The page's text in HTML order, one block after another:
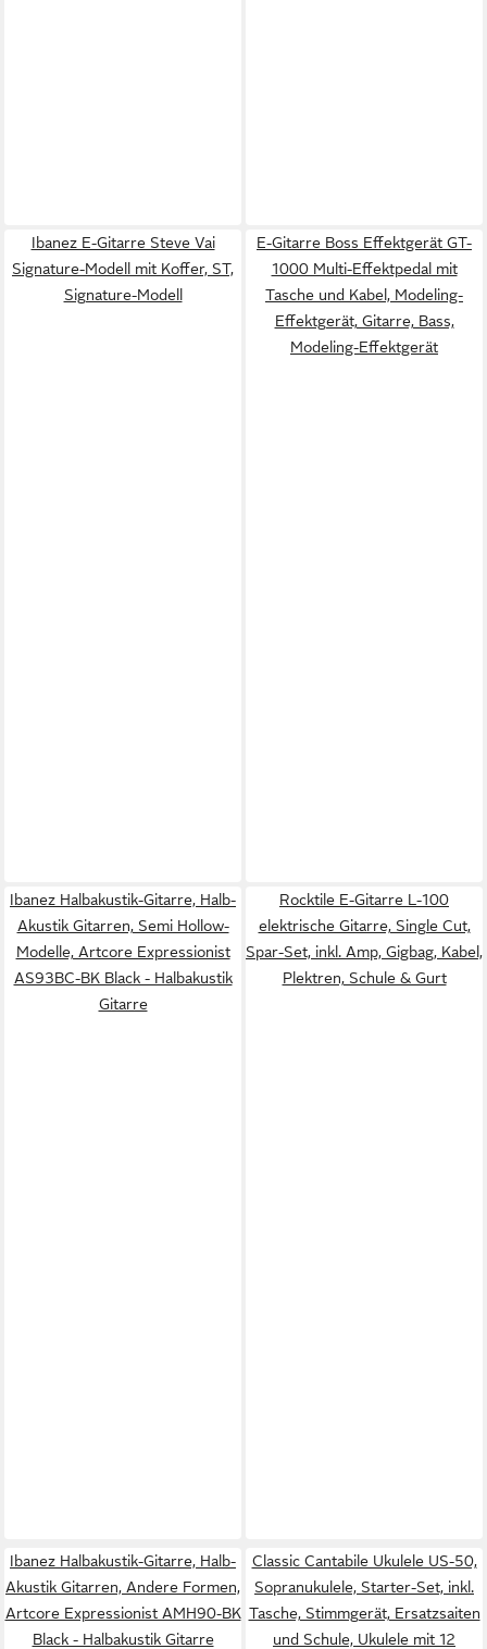
Ibanez E-Gitarre Steve Vai
Signature-Modell mit Koffer, ST,
Signature-Modell
E-Gitarre Boss Effektgerät GT-
1000 Multi-Effektpedal mit
Tasche und Kabel, Modeling-
Effektgerät, Gitarre, Bass,
Modeling-Effektgerät
Ibanez Halbakustik-Gitarre, Halb-
Akustik Gitarren, Semi Hollow-
Modelle, Artcore Expressionist
AS93BC-BK Black - Halbakustik
Gitarre
Rocktile E-Gitarre L-100
elektrische Gitarre, Single Cut,
Spar-Set, inkl. Amp, Gigbag, Kabel,
Plektren, Schule & Gurt
Ibanez Halbakustik-Gitarre, Halb-
Akustik Gitarren, Andere Formen,
Artcore Expressionist AMH90-BK
Black - Halbakustik Gitarre
Classic Cantabile Ukulele US-50,
Sopranukulele, Starter-Set, inkl.
Tasche, Stimmgerät, Ersatzsaiten
und Schule, Ukulele mit 12